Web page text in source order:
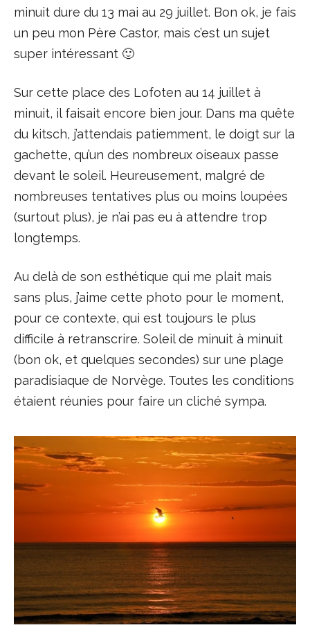
minuit dure du 13 mai au 29 juillet. Bon ok, je fais
un peu mon Père Castor, mais c’est un sujet
super intéressant 🙂
Sur cette place des Lofoten au 14 juillet à
minuit, il faisait encore bien jour. Dans ma quête
du kitsch, j’attendais patiemment, le doigt sur la
gachette, qu’un des nombreux oiseaux passe
devant le soleil. Heureusement, malgré de
nombreuses tentatives plus ou moins loupées
(surtout plus), je n’ai pas eu à attendre trop
longtemps.
Au delà de son esthétique qui me plait mais
sans plus, j’aime cette photo pour le moment,
pour ce contexte, qui est toujours le plus
difficile à retranscrire. Soleil de minuit à minuit
(bon ok, et quelques secondes) sur une plage
paradisiaque de Norvège. Toutes les conditions
étaient réunies pour faire un cliché sympa.